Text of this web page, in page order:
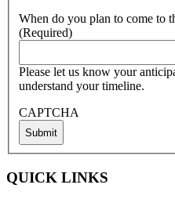
When do you plan to come to
(Required)
Please let us know your
understand your timeline.
CAPTCHA
QUICK LINKS